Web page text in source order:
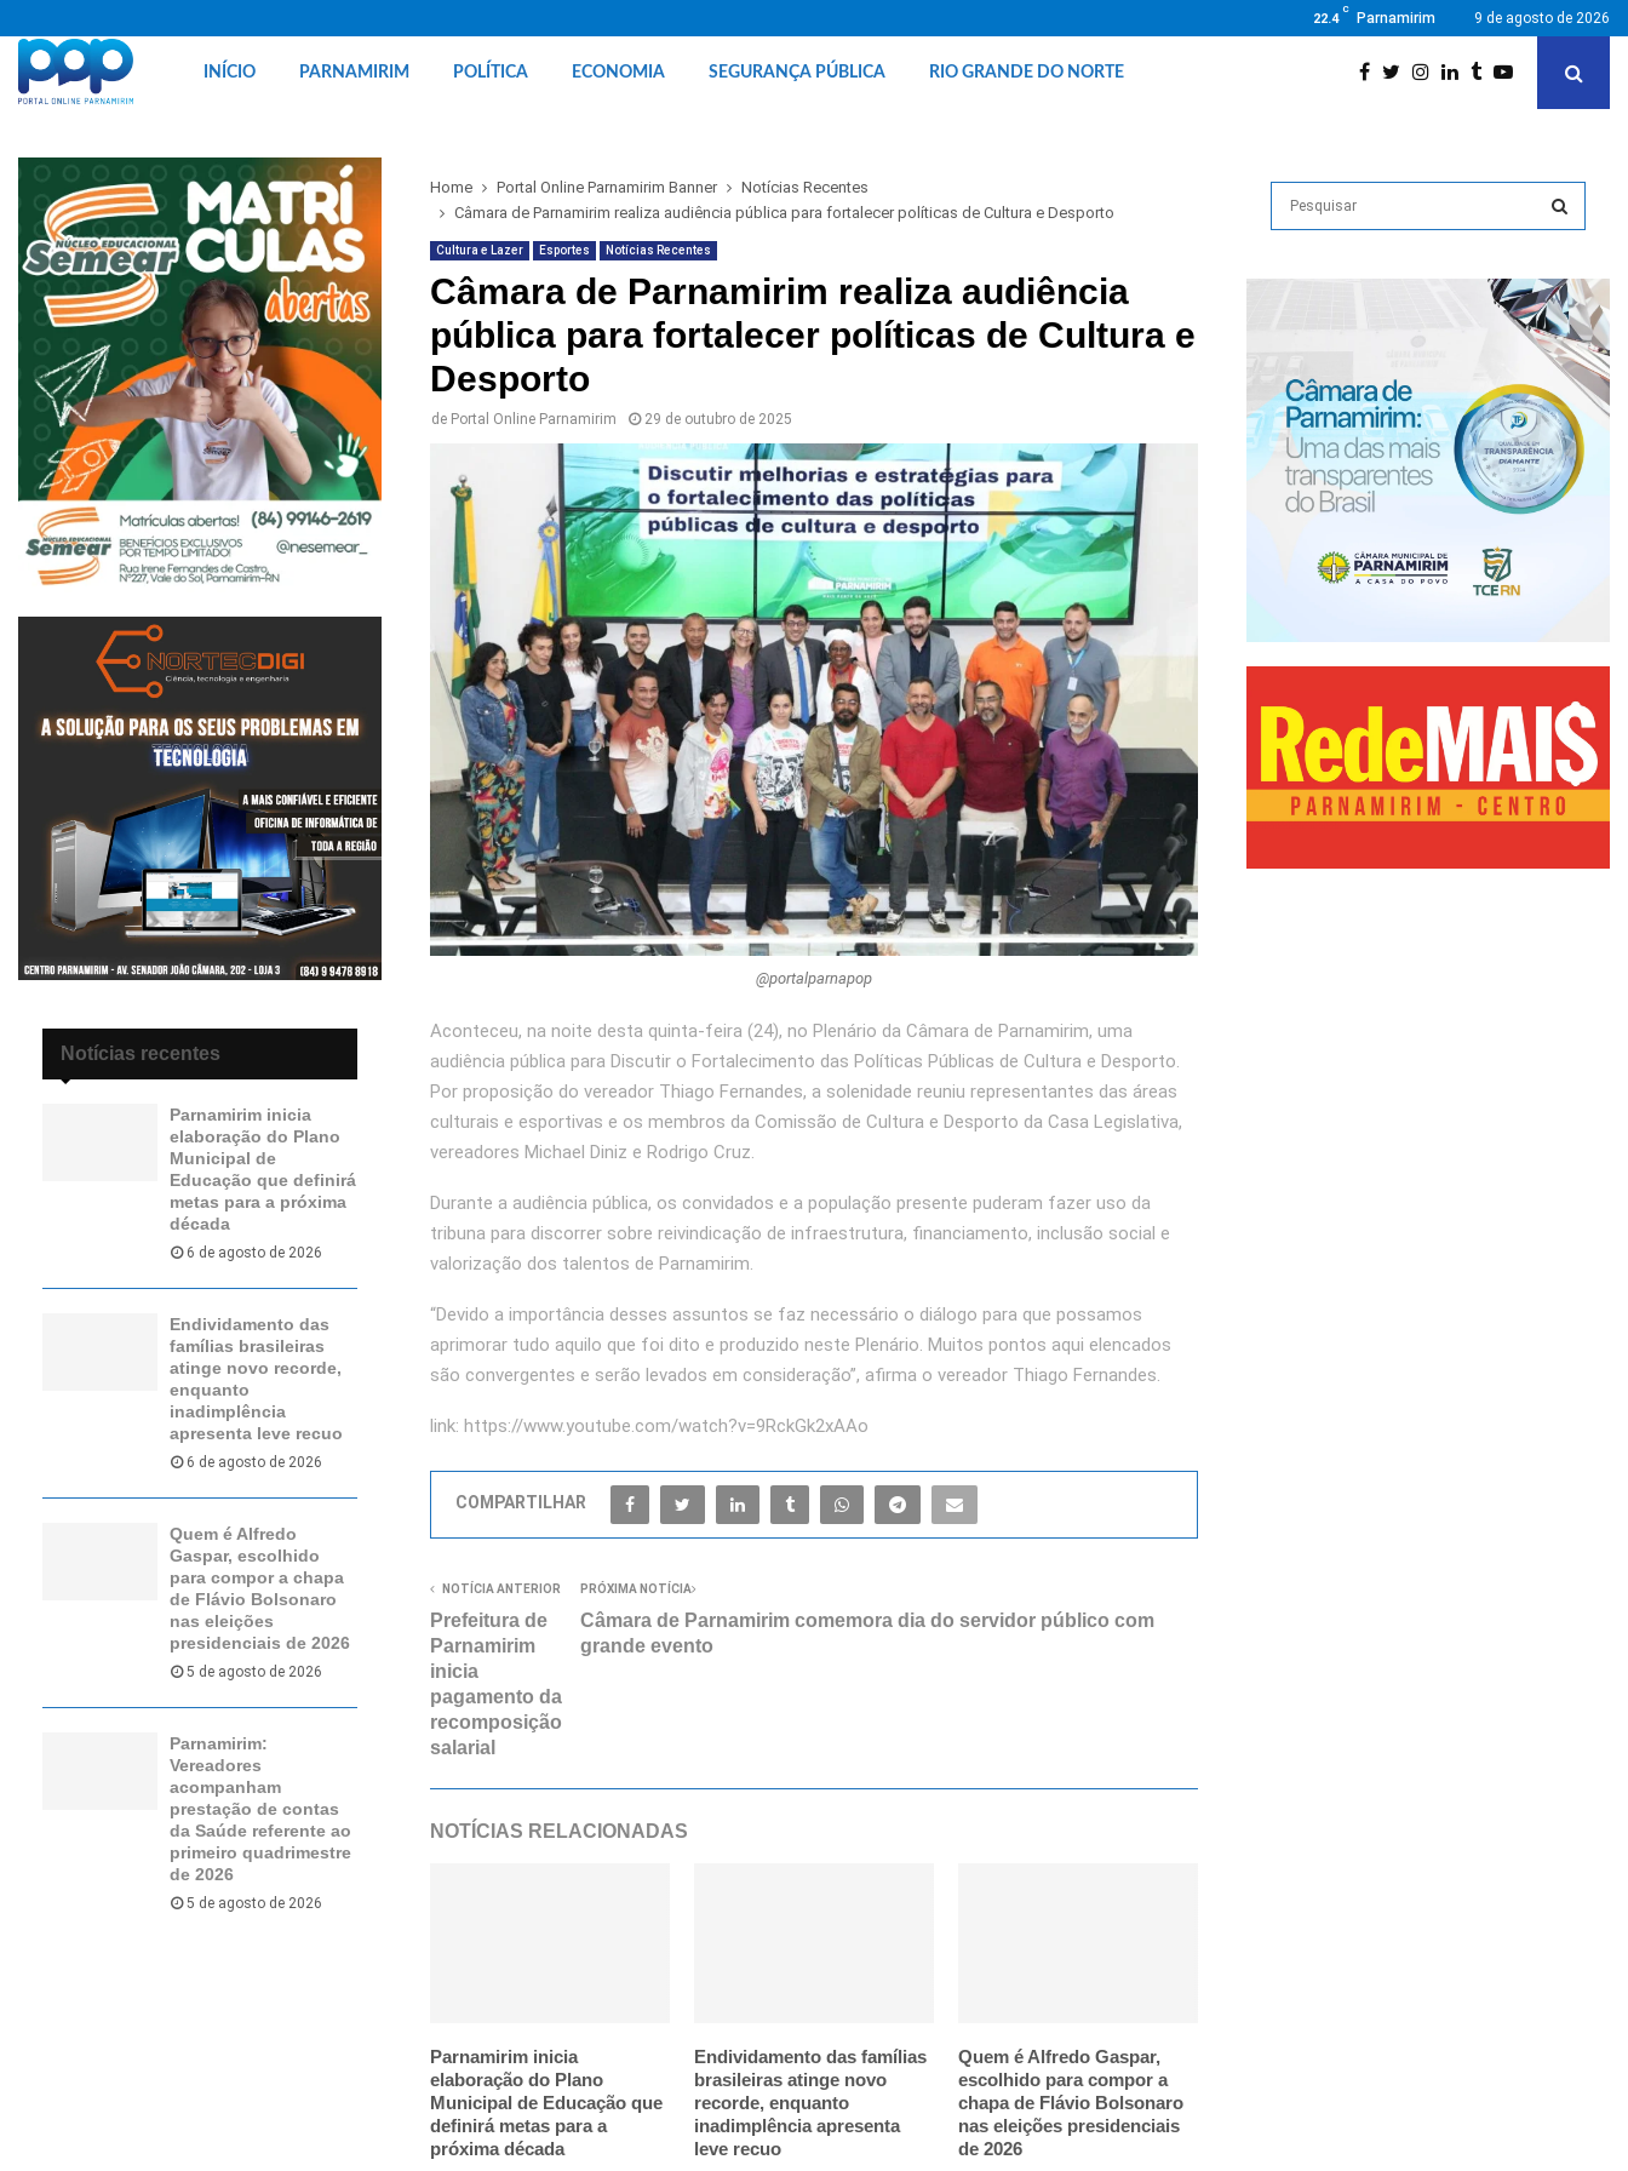
22.4
C
Parnamirim 9 de agosto de 2026
INÍCIO PARNAMIRIM POLÍTICA ECONOMIA SEGURANÇA PÚBLICA RIO GRANDE DO NORTE
Home Portal Online Parnamirim Banner
Notícias Recentes
Câmara de Parnamirim realiza audiência pública para fortalecer políticas de Cultura e Desporto
Cultura e Lazer Esportes Notícias Recentes
Câmara de Parnamirim realiza audiência
pública para fortalecer políticas de Cultura e
Desporto
de Portal Online Parnamirim 29 de outubro de 2025
@portalparnapop
Aconteceu, na noite desta quinta-feira (24), no Plenário da Câmara de Parnamirim, uma
audiência pública para Discutir o Fortalecimento das Políticas Públicas de Cultura e Desporto.
Por proposição do vereador Thiago Fernandes, a solenidade reuniu representantes das áreas
culturais e esportivas e os membros da Comissão de Cultura e Desporto da Casa Legislativa,
vereadores Michael Diniz e Rodrigo Cruz.
Durante a audiência pública, os convidados e a população presente puderam fazer uso da
tribuna para discorrer sobre reivindicação de infraestrutura, financiamento, inclusão social e
valorização dos talentos de Parnamirim.
“Devido a importância desses assuntos se faz necessário o diálogo para que possamos
aprimorar tudo aquilo que foi dito e produzido neste Plenário. Muitos pontos aqui elencados
são convergentes e serão levados em consideração”, afirma o vereador Thiago Fernandes.
link: https://www.youtube.com/watch?v=9RckGk2xAAo
COMPARTILHAR
NOTÍCIA ANTERIOR
Prefeitura de
Parnamirim
inicia
pagamento da
recomposição
salarial
PRÓXIMA NOTÍCIA
Câmara de Parnamirim comemora dia do servidor público com
grande evento
NOTÍCIAS RELACIONADAS
Parnamirim inicia
elaboração do Plano
Municipal de Educação que
definirá metas para a
próxima década
Endividamento das famílias
brasileiras atinge novo
recorde, enquanto
inadimplência apresenta
leve recuo
Quem é Alfredo Gaspar,
escolhido para compor a
chapa de Flávio Bolsonaro
nas eleições presidenciais
de 2026
Notícias recentes
Parnamirim inicia
elaboração do Plano
Municipal de
Educação que definirá
metas para a próxima
década
6 de agosto de 2026
Endividamento das
famílias brasileiras
atinge novo recorde,
enquanto
inadimplência
apresenta leve recuo
6 de agosto de 2026
Quem é Alfredo
Gaspar, escolhido
para compor a chapa
de Flávio Bolsonaro
nas eleições
presidenciais de 2026
5 de agosto de 2026
Parnamirim:
Vereadores
acompanham
prestação de contas
da Saúde referente ao
primeiro quadrimestre
de 2026
5 de agosto de 2026